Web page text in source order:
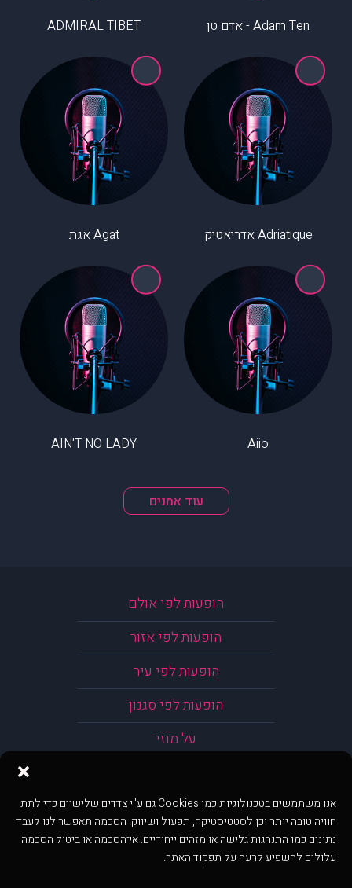
אנו משתמשים בטכנולוגיות כמו Cookies גם ע"י צדדים שלישיים כדי לתת
חוויה טובה יותר וכן לסטטיסטיקה, תפעול ושיווק. הסכמה תאפשר לנו לעבד
נתונים כמו התנהגות גלישה או מזהים ייחודיים. אי־הסכמה או ביטול הסכמה
עלולים להשפיע לרעה על תפקוד האתר.
Adam Ten - אדם טן ADMIRAL TIBET
Adriatique אדריאטיק Agat אגת
Aiio
AIN'T NO LADY
עוד אמנים
הופעות לפי אולם
הופעות לפי אזור
הופעות לפי עיר
הופעות לפי סגנון
על מוזי